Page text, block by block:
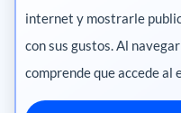
internet y mostrarle
con sus gustos. Al
comprende que accede al